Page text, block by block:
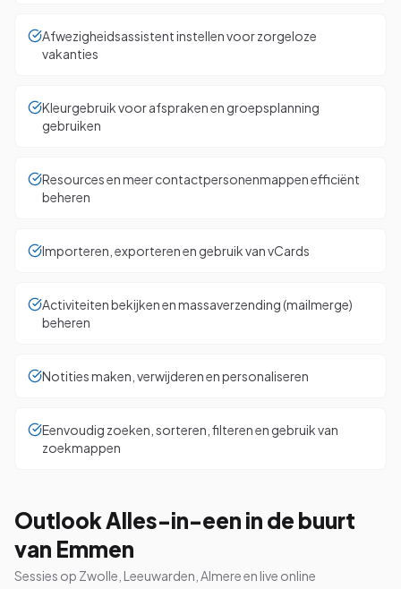
Afwezigheidsassistent instellen voor zorgeloze
vakanties
Kleurgebruik voor afspraken en groepsplanning
gebruiken
Resources en meer contactpersonenmappen efficiënt
beheren
Importeren, exporteren en gebruik van vCards
Activiteiten bekijken en massaverzending (mailmerge)
beheren
Notities maken, verwijderen en personaliseren
Eenvoudig zoeken, sorteren, filteren en gebruik van
zoekmappen
Outlook Alles-in-een in de buurt
van Emmen
Sessies op Zwolle, Leeuwarden, Almere en live online